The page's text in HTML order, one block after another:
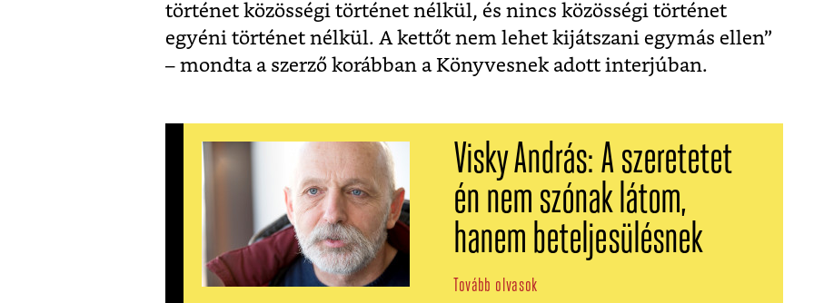
történet közösségi történet nélkül, és nincs közösségi történet
egyéni történet nélkül. A kettőt nem lehet kijátszani egymás ellen”
– mondta a szerző korábban a Könyvesnek adott interjúban.
Visky András: A szeretetet
én nem szónak látom,
hanem beteljesülésnek
Tovább olvasok